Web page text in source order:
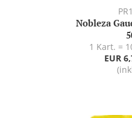
Nobleza
1 Kart. =
EUR